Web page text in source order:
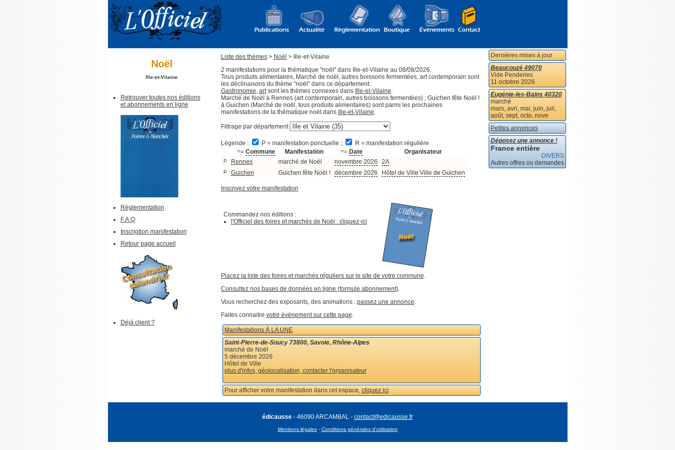
Noël
Ille-et-Vilaine
Retrouver toutes nos éditions
et abonnements en ligne
Règlementation
F.A.Q.
Inscription manifestation
Retour page accueil
Déjà client ?
Liste des thèmes> Noël > Ille-et-Vilaine
2 manifestations pour la thématique "noël" dans Ille-et-Vilaine au 08/08/2026.
Tous produits alimentaires, Marché de noël, autres boissons fermentées, art contemporain sont
les déclinaisons du thème "noël" dans ce département.
Gastronomie, artsont les thèmes connexes dans Ille-et-Vilaine.
Marché de Noël à Rennes (art contemporain, autres boissons fermentées) ; Guichen fête Noël !
à Guichen (Marché de noël, tous produits alimentaires) sont parmi les prochaines
manifestations de la thématique noël dans
Ille-et-Vilaine.
Filtrage par département
Légende : P = manifestation ponctuelle ;
R = manifestation régulière.
Commune
Manifestation Date Organisateur
P Rennes marché de Noël novembre 2026 2A
P Guichen Guichen fête Noël ! décembre 2026 Hôtel de Ville Ville de Guichen
Inscrivez votre manifestation
Commandez nos éditions :
l'Officiel des foires et marchés de Noël : cliquez-ici
Placez la liste des foires et marchés réguliers sur le site de votre commune.
Consultez nos bases de données en ligne (formule abonnement).
Vous recherchez des exposants, des animations : passez une annonce.
Faites connaitre votre évènement sur cette page.
Manifestations À LA UNE
Saint-Pierre-de-Soucy 73800, Savoie, Rhône-Alpes
marché de Noël
5 décembre 2026
Hôtel de Ville
plus d'infos, géolocalisation, contacter l'organisateur
Pour afficher votre manifestation dans cet espace,cliquez ici
Dernières mises à jour
Beaucouzé 49070
Vide Penderies
11 octobre 2026
Eugénie-les-Bains 40320
marché
mars, avri, mai, juin, juil,
août, sept, octo, nove
Petites annonces
Déposez une annonce !
France entière
DIVERS
Autres offres ou demandes
édicausse - 46090 ARCAMBAL - contact@edicausse.fr
Mentions légales- Conditions générales d'utilisation